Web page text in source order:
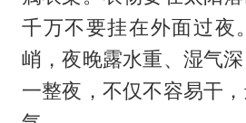
千万不要挂在外面过夜
峭，夜晚露水重、湿气
一整夜，不仅不容易干